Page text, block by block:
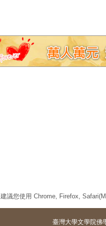
建議您使用 Chrome, Firefox,
臺灣大學文學院佛